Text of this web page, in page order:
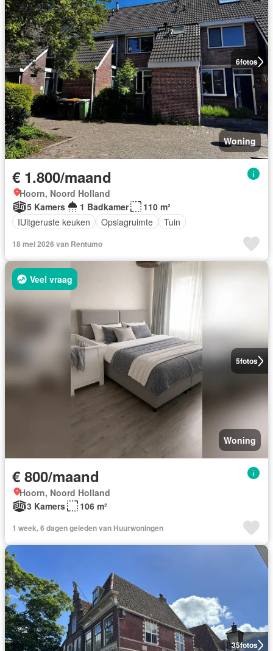
6fotos
Woning
€ 1.800/maand
Hoorn, Noord Holland
5 Kamers
1 Badkamer
110 m²
IUitgeruste keuken
Opslagruimte Tuin
18 mei 2026 van Rentumo
5fotos
Veel vraag
Woning
€ 800/maand
Hoorn, Noord Holland
3 Kamers
106 m²
1 week, 6 dagen geleden van Huurwoningen
35fotos